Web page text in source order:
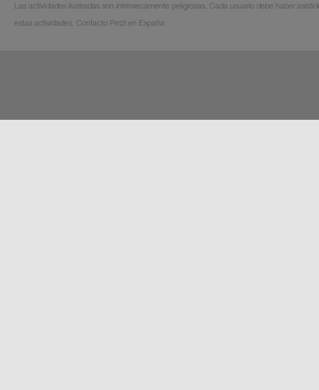
Las actividades ilustradas son intrínsecamente peligrosas. Cada usuario debe haber
estas actividades. Contacto Petzl en España